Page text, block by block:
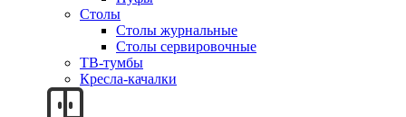
Столы
Столы журнальные
Столы сервировочные
ТВ-тумбы
Кресла-качалки